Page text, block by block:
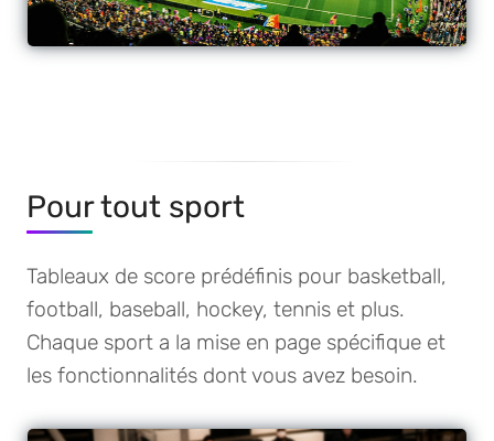
Pour tout sport
Tableaux de score prédéfinis pour basketball,
football, baseball, hockey, tennis et plus.
Chaque sport a la mise en page spécifique et
les fonctionnalités dont vous avez besoin.